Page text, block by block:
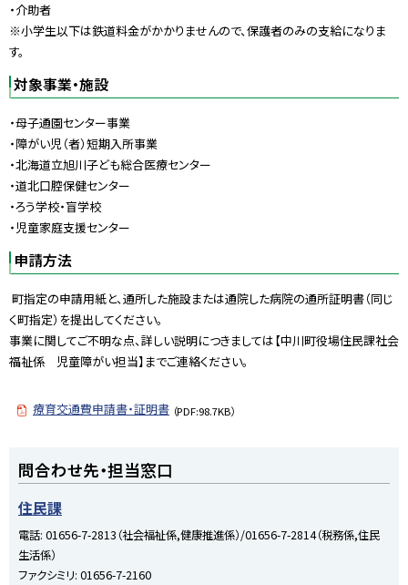
・介助者
※小学生以下は鉄道料金がかかりませんので、保護者のみの支給になりま
す。
対象事業・施設
・母子通園センター事業
・障がい児（者）短期入所事業
・北海道立旭川子ども総合医療センター
・道北口腔保健センター
・ろう学校・盲学校
・児童家庭支援センター
申請方法
町指定の申請用紙と、通所した施設または通院した病院の通所証明書（同じ
く町指定）を提出してください。
事業に関してご不明な点、詳しい説明につきましては【中川町役場住民課社会
福祉係 児童障がい担当】までご連絡ください。
療育交通費申請書・証明書 （PDF:98.7KB）
に
戻
る
問合わせ先・担当窓口
住民課
電話: 01656-7-2813（社会福祉係,健康推進係）/01656-7-2814（税務係,住民
生活係）
ファクシミリ: 01656-7-2160